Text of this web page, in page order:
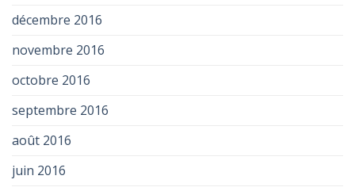
décembre 2016
novembre 2016
octobre 2016
septembre 2016
août 2016
juin 2016